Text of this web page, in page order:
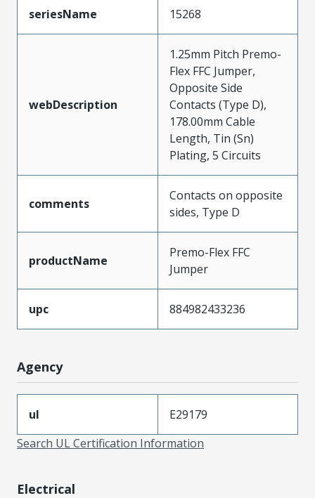
seriesName 15268
webDescription
1.25mm Pitch Premo-
Flex FFC Jumper,
Opposite Side
Contacts (Type D),
178.00mm Cable
Length, Tin (Sn)
Plating, 5 Circuits
comments
Contacts on opposite
sides, Type D
productName
Premo-Flex FFC
Jumper
upc 884982433236
Agency
ul
E29179
Search UL Certification Information
Electrical